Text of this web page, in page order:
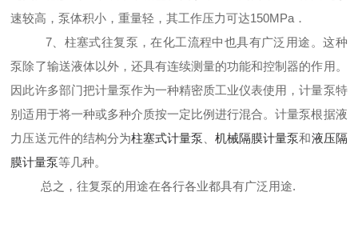
速较高，泵体积小，重量轻，其工作压力可达150MPa．
7、 柱塞式往复泵，在化工流程中也具有广泛用途。这种
泵除了输送液体以外，还具有连续测量的功能和控制器的作用。
因此许多部门把计量泵作为一种精密质工业仪表使用，计量泵特
别适用于将一种或多种介质按一定比例进行混合。计量泵根据液
力压送元件的结构分为柱塞式计量泵 、机械隔膜计量泵和液压隔
膜计量泵等几种。
总之，往复泵的用途在各行各业都具有广泛用途.